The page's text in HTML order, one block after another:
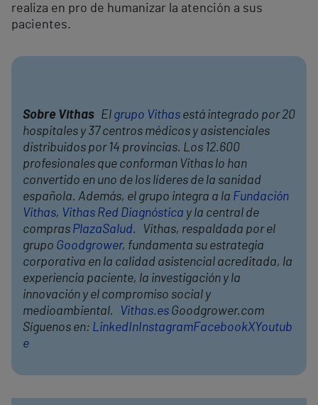
realiza en pro de humanizar la atención a sus
pacientes.
Sobre Vithas El grupo Vithas está integrado por 20
hospitales y 37 centros médicos y asistenciales
distribuidos por 14 provincias. Los 12.600
profesionales que conforman Vithas lo han
convertido en uno de los líderes de la sanidad
española. Además, el grupo integra a la Fundación
Vithas, Vithas Red Diagnóstica y la central de
compras PlazaSalud. Vithas, respaldada por el
grupo Goodgrower, fundamenta su estrategia
corporativa en la calidad asistencial acreditada, la
experiencia paciente, la investigación y la
innovación y el compromiso social y
medioambiental.
Vithas.es Goodgrower.com
Síguenos en: LinkedInInstagramFacebookXYoutub
e